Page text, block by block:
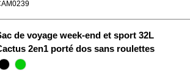
de voyage week-end et sport 32L
2en1 porté dos sans roulettes